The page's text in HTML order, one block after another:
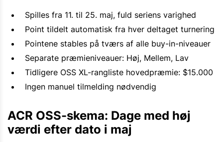
Spilles fra 11. til 25. maj, fuld seriens varighed
Point tildelt automatisk fra hver deltaget turnering
Pointene stables på tværs af alle buy-in-niveauer
Separate præmieniveauer: Høj, Mellem, Lav
Tidligere OSS XL-rangliste hovedpræmie: $15.000
Ingen manuel tilmelding nødvendig
ACR OSS-skema: Dage med høj
værdi efter dato i maj